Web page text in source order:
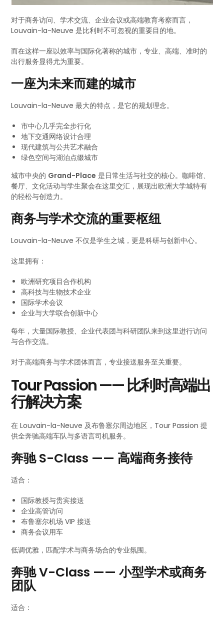
对于商务访问、学术交流、企业会议或高端教育考察而言，
Louvain-la-Neuve 是比利时不可忽视的重要目的地。
而在这样一座以效率与国际化著称的城市，专业、高端、准时的
出行服务显得尤为重要。
一座为未来而建的城市
Louvain-la-Neuve 最大的特点，是它的规划理念。
市中心几乎完全步行化
地下交通网络设计合理
现代建筑与公共艺术融合
绿色空间与湖泊点缀城市
城市中央的 Grand-Place 是日常生活与社交的核心。咖啡馆、
餐厅、文化活动与学生聚会在这里交汇，展现出欧洲大学城特有
的轻松与创造力。
商务与学术交流的重要枢纽
Louvain-la-Neuve 不仅是学生之城，更是科研与创新中心。
这里拥有：
欧洲研究项目合作机构
高科技与生物技术企业
国际学术会议
企业与大学联合创新中心
每年，大量国际教授、企业代表团与科研团队来到这里进行访问
与合作交流。
对于高端商务与学术团体而言，专业接送服务至关重要。
Tour Passion —— 比利时高端出
行解决方案
在 Louvain-la-Neuve 及布鲁塞尔周边地区，Tour Passion 提
供全奔驰高端车队与多语言司机服务。
奔驰 S-Class —— 高端商务接待
适合：
国际教授与贵宾接送
企业高管访问
布鲁塞尔机场 VIP 接送
商务会议用车
低调优雅，匹配学术与商务场合的专业氛围。
奔驰 V-Class —— 小型学术或商务
团队
适合：